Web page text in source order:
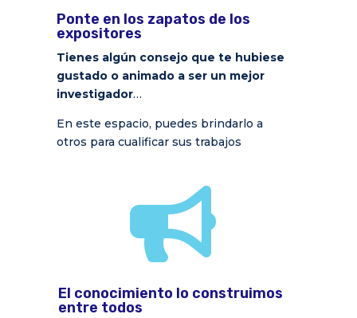
Ponte en los zapatos de los
expositores
Tienes algún consejo que te hubiese
gustado o animado a ser un mejor
investigador…
En este espacio, puedes brindarlo a
otros para cualificar sus trabajos

El conocimiento lo construimos
entre todos